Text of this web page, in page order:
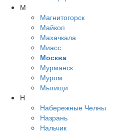
М
Магнитогорск
Майкоп
Махачкала
Миасс
Москва
Мурманск
Муром
Мытищи
Н
Набережные Челны
Назрань
Нальчик